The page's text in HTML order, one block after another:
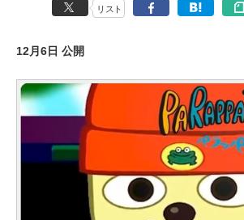
リスト
12月6日 公開